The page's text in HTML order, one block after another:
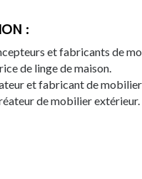
:
et fabricants de
de linge de maison.
et fabricant de mobilier
de mobilier extérieur.